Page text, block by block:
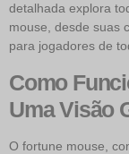
detalhada explora
mouse, desde suas
para jogadores de
Como
Uma Visão
O fortune mouse,